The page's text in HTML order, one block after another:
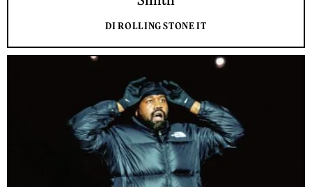
DI ROLLING STONE IT